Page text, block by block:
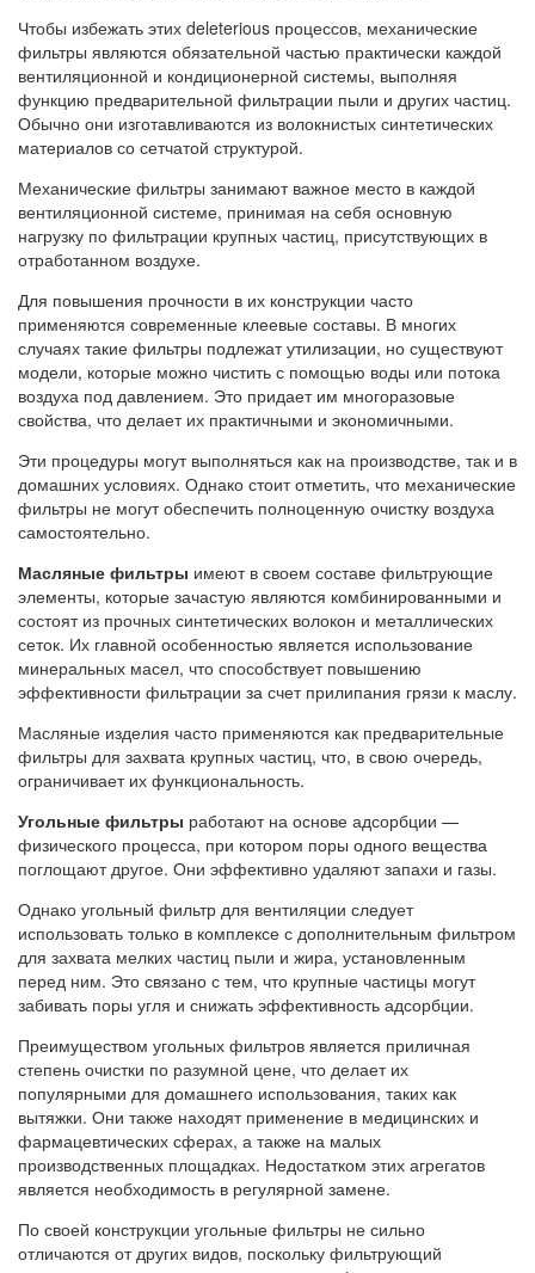
Чтобы избежать этих deleterious процессов, механические
фильтры являются обязательной частью практически каждой
вентиляционной и кондиционерной системы, выполняя
функцию предварительной фильтрации пыли и других частиц.
Обычно они изготавливаются из волокнистых синтетических
материалов со сетчатой структурой.
Механические фильтры занимают важное место в каждой
вентиляционной системе, принимая на себя основную
нагрузку по фильтрации крупных частиц, присутствующих в
отработанном воздухе.
Для повышения прочности в их конструкции часто
применяются современные клеевые составы. В многих
случаях такие фильтры подлежат утилизации, но существуют
модели, которые можно чистить с помощью воды или потока
воздуха под давлением. Это придает им многоразовые
свойства, что делает их практичными и экономичными.
Эти процедуры могут выполняться как на производстве, так и в
домашних условиях. Однако стоит отметить, что механические
фильтры не могут обеспечить полноценную очистку воздуха
самостоятельно.
Масляные фильтры имеют в своем составе фильтрующие
элементы, которые зачастую являются комбинированными и
состоят из прочных синтетических волокон и металлических
сеток. Их главной особенностью является использование
минеральных масел, что способствует повышению
эффективности фильтрации за счет прилипания грязи к маслу.
Масляные изделия часто применяются как предварительные
фильтры для захвата крупных частиц, что, в свою очередь,
ограничивает их функциональность.
Угольные фильтры работают на основе адсорбции —
физического процесса, при котором поры одного вещества
поглощают другое. Они эффективно удаляют запахи и газы.
Однако угольный фильтр для вентиляции следует
использовать только в комплексе с дополнительным фильтром
для захвата мелких частиц пыли и жира, установленным
перед ним. Это связано с тем, что крупные частицы могут
забивать поры угля и снижать эффективность адсорбции.
Преимуществом угольных фильтров является приличная
степень очистки по разумной цене, что делает их
популярными для домашнего использования, таких как
вытяжки. Они также находят применение в медицинских и
фармацевтических сферах, а также на малых
производственных площадках. Недостатком этих агрегатов
является необходимость в регулярной замене.
По своей конструкции угольные фильтры не сильно
отличаются от других видов, поскольку фильтрующий